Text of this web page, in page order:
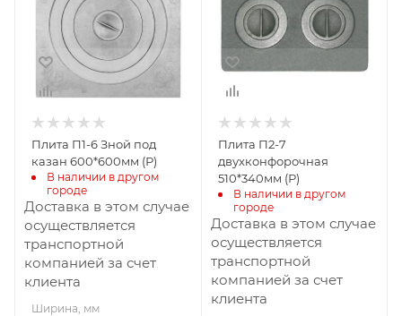
26.5
Высота, мм
600
Плита П1-6 Зной под
казан 600*600мм (Р)
В наличии в другом
городе
Доставка в этом случае
осуществляется
транспортной
компанией за счет
клиента
Ширина, мм
Высота, мм
340
Плита П2-7
двухконфорочная
510*340мм (Р)
В наличии в другом
городе
Доставка в этом случае
осуществляется
транспортной
компанией за счет
клиента